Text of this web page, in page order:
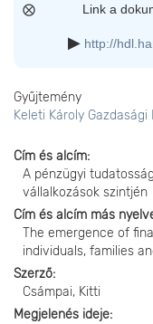
Link a
http://
Gyűjtemény
Keleti Károly Gazdasági
Cím és alcím
A pénzügyi
vállalkozások szintjén
Cím és alcím más
The emergence of
individuals, families
Szerző
Csámpai, Kitti
Megjelenés ideje